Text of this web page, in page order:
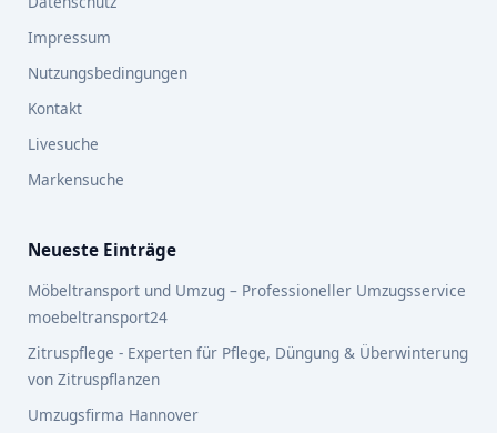
Impressum
Nutzungsbedingungen
Kontakt
Livesuche
Markensuche
Neueste Einträge
Möbeltransport und Umzug – Professioneller Umzugsservice
moebeltransport24
Zitruspflege - Experten für Pflege, Düngung & Überwinterung
von Zitruspflanzen
Umzugsfirma Hannover